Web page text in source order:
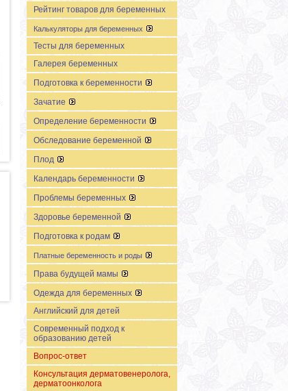
Рейтинг товаров для беременных
Калькуляторы для беременных
Тесты для беременных
Галерея беременных
Подготовка к беременности
Зачатие
Определение беременности
Обследование беременной
Плод
Календарь беременности
Проблемы беременных
Здоровье беременной
Подготовка к родам
Платные беременность и роды
Права будущей мамы
Одежда для беременных
Английский для детей
Современный подход к
образованию детей
Вопрос-ответ
Консультация дерматовенеролога,
дерматоонколога